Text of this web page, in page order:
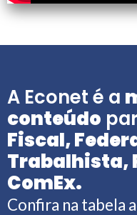
A Econet é a
conteúdo
Fiscal,
Trabalhista,
ComEx.
Confira na tabela